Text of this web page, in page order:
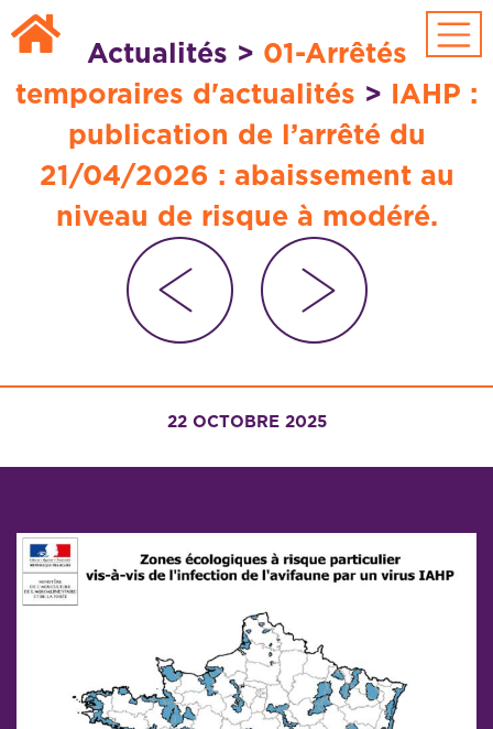
Passer au contenu principal
Actualités > 01-Arrêtés
temporaires d'actualités > IAHP :
publication de l’arrêté du
21/04/2026 : abaissement au
niveau de risque à modéré.
22 OCTOBRE 2025